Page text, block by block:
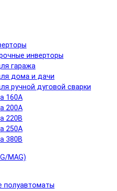
инверторы
гаража
дома и дачи
ручной дуговой сварки
160А
200А
220В
250А
380В
MAG)
полуавтоматы